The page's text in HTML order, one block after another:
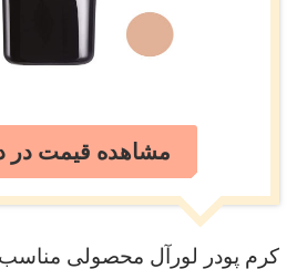
مشاهده قیمت در
کرم پودر لورآل محصولی